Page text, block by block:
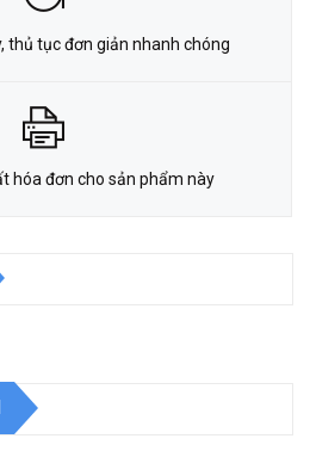
thủ tục đơn giản nhanh chóng
hóa đơn cho sản phẩm này